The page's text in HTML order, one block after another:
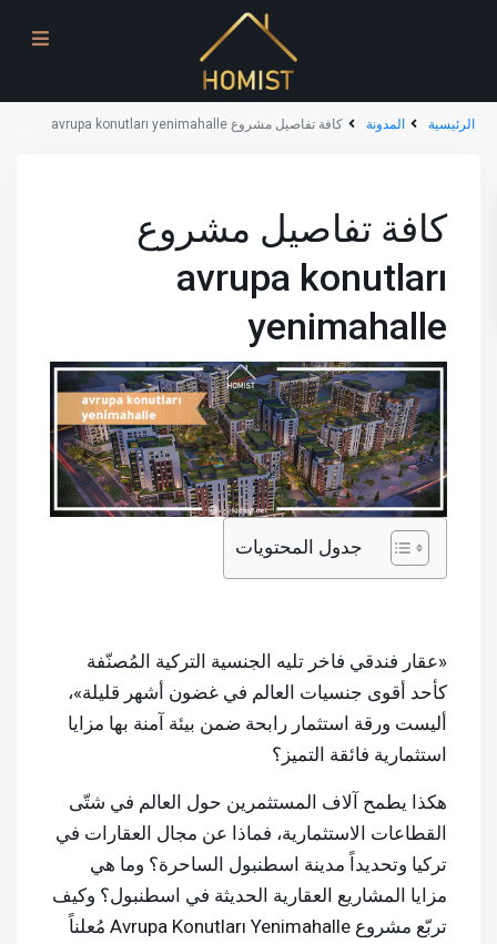
الرئيسية المدونة كافة تفاصيل مشروع avrupa konutları yenimahalle
كافة تفاصيل مشروع
avrupa konutları
yenimahalle
جدول المحتويات
«عقار فندقي فاخر تليه الجنسية التركية المُصنّفة
كأحد أقوى جنسيات العالم في غضون أشهر قليلة»،
أليست ورقة استثمار رابحة ضمن بيئة آمنة بها مزايا
استثمارية فائقة التميز؟
هكذا يطمح آلاف المستثمرين حول العالم في شتّى
القطاعات الاستثمارية، فماذا عن مجال العقارات في
تركيا وتحديداً مدينة اسطنبول الساحرة؟ وما هي
مزايا المشاريع العقارية الحديثة في اسطنبول؟ وكيف
تربّع مشروع Avrupa Konutları Yenimahalle مُعلناً